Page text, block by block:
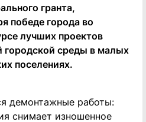
гранта,
победе города во
лучших проектов
городской среды в малых
поселениях.
демонтажные работы:
снимает изношенное